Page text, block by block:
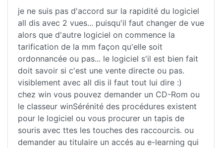
je ne suis pas d'accord sur la rapidité du logiciel
all dis avec 2 vues... puisqu'il faut changer de vue
alors que d'autre logiciel on commence la
tarification de la mm façon qu'elle soit
ordonnancée ou pas... le logiciel s'il est bien fait
doit savoir si c'est une vente directe ou pas.
visiblement avec all dis il faut tout lui dire :)
chez win vous pouvez demander un CD-Rom ou
le classeur winSérénité des procédures existent
pour le logiciel ou vous procurer un tapis de
souris avec ttes les touches des raccourcis. ou
demander au titulaire un accés au e-learning qui